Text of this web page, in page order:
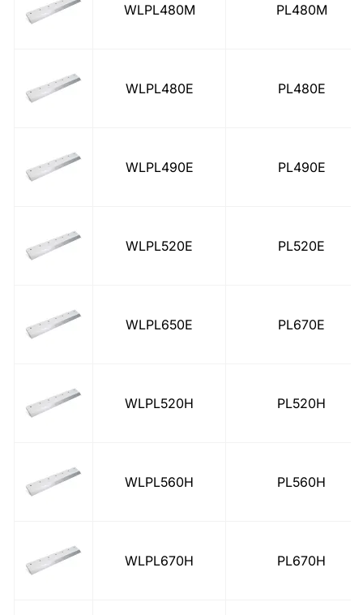
WLPL480M PL480M
WLPL480E PL480E
WLPL490E PL490E
WLPL520E PL520E
WLPL650E PL670E
WLPL520H PL520H
WLPL560H PL560H
WLPL670H PL670H